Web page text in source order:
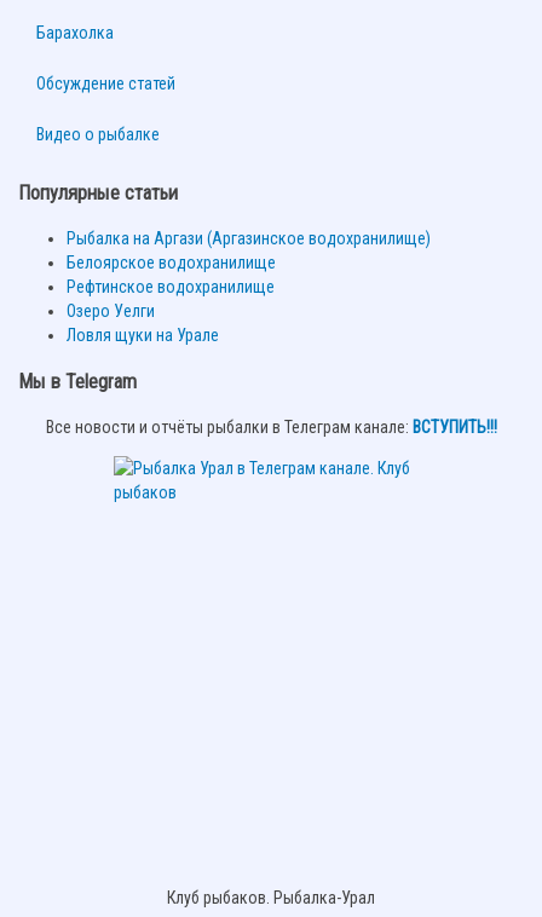
Барахолка
Обсуждение статей
Видео о рыбалке
Популярные статьи
Рыбалка на Аргази (Аргазинское водохранилище)
Белоярское водохранилище
Рефтинское водохранилище
Озеро Уелги
Ловля щуки на Урале
Мы в Telegram
Все новости и отчёты рыбалки в Телеграм канале: ВСТУПИТЬ!!!
Клуб рыбаков. Рыбалка-Урал